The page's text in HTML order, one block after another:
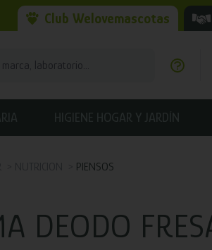
Club Welovemascotas
HIGIENE HOGAR Y JARDÍN
PIENSOS
DEODO